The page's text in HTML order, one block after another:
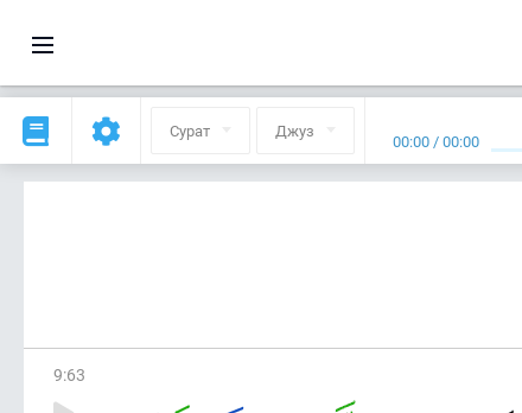
Сурат Джуз 00:00 /00:00
9:63